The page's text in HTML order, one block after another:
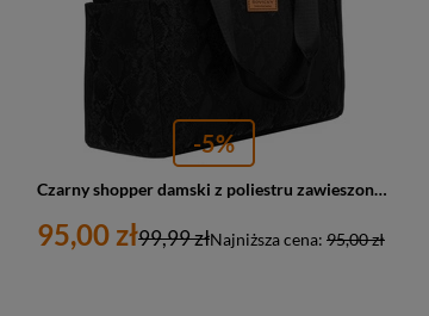
-5%
Czarny shopper damski z poliestru zawieszony na wygodnych uchwytach - Rovicky
95,00 zł Najniższa cena: 95,00 zł
99,99 zł